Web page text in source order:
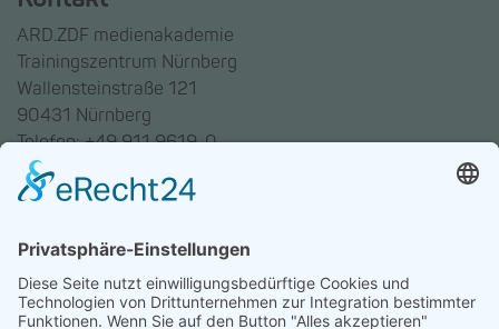
ARD.ZDF medienakademie
Trainingszentrum Nürnberg
Wallensteinstraße 121
90431 Nürnberg
Telefon: +49 911 9619-0
Trainingszentrum Hannover
30169 Hannover
Telefon: +49 511 123598-531